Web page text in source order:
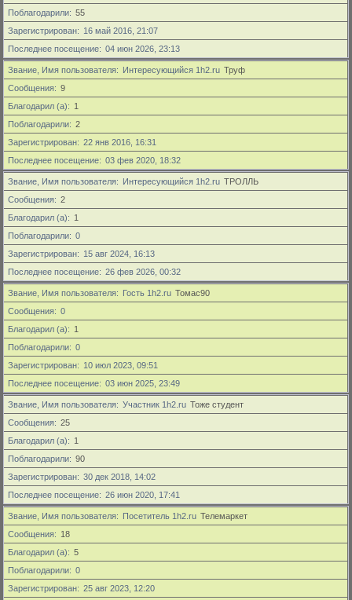
Поблагодарили
55
Зарегистрирован
16 май 2016, 21:07
Последнее посещение
04 июн 2026, 23:13
Звание, Имя пользователя Интересующийся 1h2.ru Труф
Сообщения
9
Благодарил (а)
1
Поблагодарили
2
Зарегистрирован
22 янв 2016, 16:31
Последнее посещение
03 фев 2020, 18:32
Звание, Имя пользователя Интересующийся 1h2.ru ТРОЛЛЬ
Сообщения
2
Благодарил (а)
1
Поблагодарили
0
Зарегистрирован
15 авг 2024, 16:13
Последнее посещение
26 фев 2026, 00:32
Звание, Имя пользователя Гость 1h2.ru Томас90
Сообщения
0
Благодарил (а)
1
Поблагодарили
0
Зарегистрирован
10 июл 2023, 09:51
Последнее посещение
03 июн 2025, 23:49
Звание, Имя пользователя Участник 1h2.ru Тоже студент
Сообщения
25
Благодарил (а)
1
Поблагодарили
90
Зарегистрирован
30 дек 2018, 14:02
Последнее посещение
26 июн 2020, 17:41
Звание, Имя пользователя Посетитель 1h2.ru Телемаркет
Сообщения
18
Благодарил (а)
5
Поблагодарили
0
Зарегистрирован
25 авг 2023, 12:20